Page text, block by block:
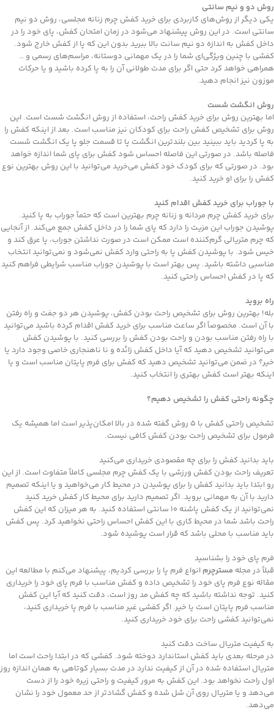
روش دو و نیم سانتی
یکی دیگر از روش‌های کاربردی برای خرید کفش چرم زنانه مجلسی، روش دو نیم
سانتی است. در این روش پیشنهاد می‌شود در زمان امتحان کفش، پای خود را در
داخل کفش به اندازه دو نیم سانت بالا ببرید بدون این که پا از کفش خارج شود.
کفشی با چنین ویژگی‌ای شما را در یک مهمانی دوستانه، مراسم‌های رسمی و …
همراهی خواهد کرد حتی اگر برای مدت طولانی آن را به پا کرده باشید و یا حرکات
موزون نیز انجام دهید.
روش انگشت شست
اما بهترین روش برای خرید کفش راحت، استفاده از روش انگشت شست است. این
روش برای تشخیص کفش راحت برای کودکان نیز مناسب است. بعد از اینکه کفش را
به پا کردید باید ببینید بین بلندترین انگشت پا تا قسمت جلو پا یک انگشت شست
فاصله باشد. در صورتی این فاصله احساس شود کفش برای پای شما اندازه خواهد
بود. در صورتی که برای کودک خود کفش می‌خرید می‌توانید با این روش بهترین نوع
کفش را برای او خرید کنید.
با جوراب برای خرید کفش اقدام کنید
برای خرید کفش چرم مردانه و زنانه چرم بهترین است که حتماً جوراب به پا کنید.
پوشیدن جوراب این مزیت را دارد که پای شما را در داخل کفش جمع می‌کند. از آنجایی
که چرم متریالی گرم‌کننده است ممکن است در صورت نداشتن جوراب، پا عرق کند و
خیس شود. با پوشیدن کفش پا به راحتی وارد کفش نمی‌شود و نمی‌توانید انتخاب
مناسبی داشته باشید. پس بهتر است با پوشیدن جوراب مناسب شرایطی فراهم کنید
که پا در کفش احساس راحتی کنید.
راه بروید
بله! بهترین روش برای تشخیص راحت بودن کفش، پوشیدن هر دو جفت و راه رفتن
با آن است. مخصوصاً اگر ساعت مناسب برای خرید کفش اقدام کرده باشید می‌توانید
با راه رفتن مناسب بودن و راحت بودن کفش را بررسی کنید. با پوشیدن کفش
می‌توانید تشخیص دهید که آیا داخل کفش زائده و نا ناهنجاری خاصی وجود دارد یا
خیر؟ در ضمن می‌توانید تشخیص دهید که کفش برای فرم پایتان مناسب است و یا
اینکه بهتر است کفش بهتری را انتخاب کنید.
چگونه راحتی کفش را تشخیص دهیم؟
تشخیص راحتی کفش با 5 روش گفته شده در بالا امکان‌پذیر است اما همیشه یک
فرمول برای تشخیص راحت بودن کفش کافی نیست.
باید بدانید کفش را برای چه مقصودی خریداری می‌کنید
تعریف راحت بودن کفش ورزشی با یک کفش چرم مجلسی کاملاً متفاوت است. از این
رو ابتدا باید بدانید کفش را برای پوشیدن در محیط کار می‌خواهید و یا اینکه تصمیم
دارید با آن به مهمانی بروید. اگر تصمیم دارید برای محیط کار کفش خرید کنید
نمی‌توانید از یک کفش پاشنه 10 سانتی استفاده کنید. به هر میزان که این کفش
راحت باشد شما در محیط کاری با این کفش احساس راحتی نخواهید کرد. پس کفش
باید مناسب با محلی باشد که قرار است پوشیده شود.
فرم پای خود را بشناسید
قبلاً در مجله مسترچرم انواع فرم پا را بررسی کردیم، پیشنهاد می‌کنم با مطالعه این
مقاله نوع فرم پای خود را تشخیص داده و کفش مناسب با فرم پای خود را خریداری
کنید. توجه نداشته باشید که چه کفش مد روز است، دقت کنید که آیا این کفش
مناسب فرم پایتان است یا خیر. اگر کفشی غیر مناسب با فرم پا خریداری کنید،
نمی‌توانید کفشی راحت برای خود خریداری کنید.
به کیفیت متریال ساخت دقت کنید
در مرحله بعدی باید کفش استاندارد دوخته شود. کفشی که در ابتدا راحت است اما
متریال استفاده شده در آن از کیفیت ندارد در مدت بسیار کوتاهی به همان اندازه روز
اول راحت نخواهد بود. این کفش به مرور کیفیت و راحتی زیره خود را از دست
می‌دهد و یا متریال روی آن شل شده و کفش گشادتر از حد معمول خود را نشان
می‌دهد.